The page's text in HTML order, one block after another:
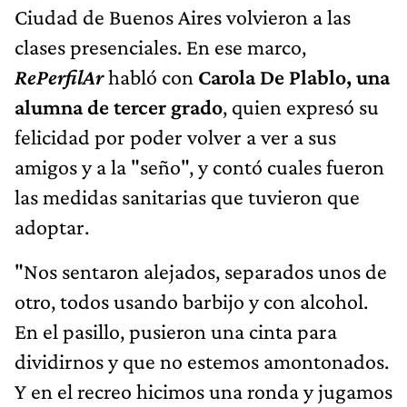
Ciudad de Buenos Aires volvieron a las
clases presenciales. En ese marco,
RePerfilArhabló con Carola De Plablo, una
alumna de tercer grado, quien expresó su
felicidad por poder volver a ver a sus
amigos y a la "seño", y contó cuales fueron
las medidas sanitarias que tuvieron que
adoptar.
"Nos sentaron alejados, separados unos de
otro, todos usando barbijo y con alcohol.
En el pasillo, pusieron una cinta para
dividirnos y que no estemos amontonados.
Y en el recreo hicimos una ronda y jugamos